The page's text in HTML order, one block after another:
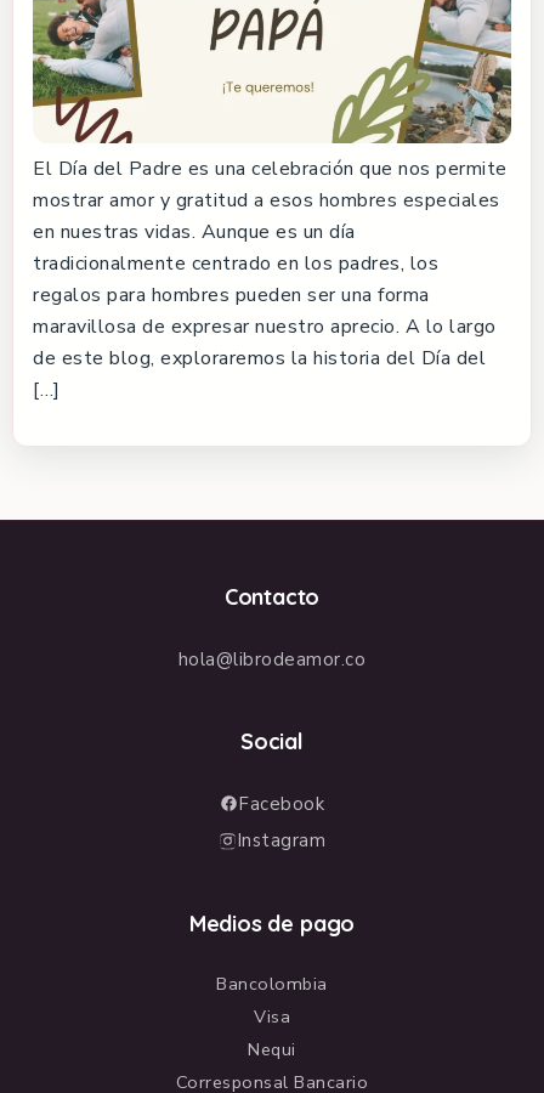
El Día del Padre es una celebración que nos permite
mostrar amor y gratitud a esos hombres especiales
en nuestras vidas. Aunque es un día
tradicionalmente centrado en los padres, los
regalos para hombres pueden ser una forma
maravillosa de expresar nuestro aprecio. A lo largo
de este blog, exploraremos la historia del Día del
[…]
Contacto
hola@librodeamor.co
Social
Facebook
Instagram
Medios de pago
Bancolombia
Visa
Nequi
Corresponsal Bancario